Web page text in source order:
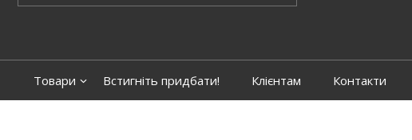
Товари Встигніть придбати! Клієнтам Контакти